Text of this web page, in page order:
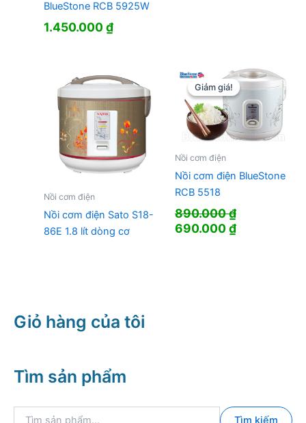
BlueStone RCB 5925W
1.450.000₫
Nồi cơm điện
Nồi cơm điện Sato S18-
86E 1.8 lít dòng cơ
Giảm giá!
Giảm giá!
Nồi cơm điện
Nồi cơm điện BlueStone
RCB 5518
890.000₫
Giá
690.000₫Giá
Giỏ hàng của tôi
Tìm sản phẩm
Tìm kiếm